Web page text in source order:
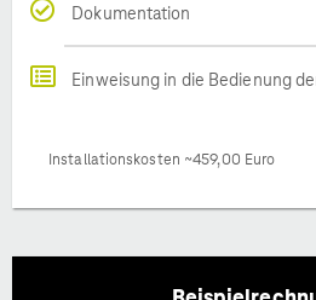
Dokumentation
Einweisung in die Bedienung
Installationskosten ~459,00 Euro